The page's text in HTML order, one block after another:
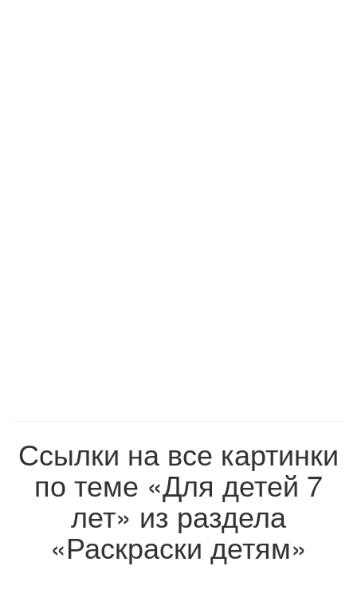
Ссылки на все картинки
по теме «Для детей 7
лет» из раздела
«Раскраски детям»